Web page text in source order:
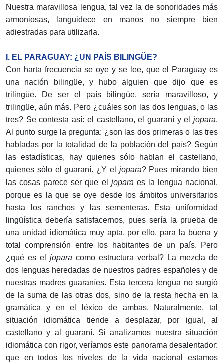
Nuestra maravillosa lengua, tal vez la de sonoridades más
armoniosas, languidece en manos no siempre bien
adiestradas para utilizarla.
I. EL PARAGUAY: ¿UN PAÍS BILINGÜE?
Con harta frecuencia se oye y se lee, que el Paraguay es
una nación bilingüe, y hubo alguien que dijo que es
trilingüe. De ser el país bilingüe, sería maravilloso, y
trilingüe, aún más. Pero ¿cuáles son las dos lenguas, o las
tres? Se contesta así: el castellano, el guaraní y el jopara.
Al punto surge la pregunta: ¿son las dos primeras o las tres
habladas por la totalidad de la población del país? Según
las estadísticas, hay quienes sólo hablan el castellano,
quienes sólo el guaraní. ¿Y el jopara? Pues mirando bien
las cosas parece ser que el jopara es la lengua nacional,
porque es la que se oye desde los ámbitos universitarios
hasta los ranchos y las sementeras. Esta uniformidad
lingüística debería satisfacernos, pues sería la prueba de
una unidad idiomática muy apta, por ello, para la buena y
total comprensión entre los habitantes de un país. Pero
¿qué es el jopara como estructura verbal? La mezcla de
dos lenguas heredadas de nuestros padres españoles y de
nuestras madres guaraníes. Esta tercera lengua no surgió
de la suma de las otras dos, sino de la resta hecha en la
gramática y en el léxico de ambas. Naturalmente, tal
situación idiomática tiende a desplazar, por igual, al
castellano y al guaraní. Si analizamos nuestra situación
idiomática con rigor, veríamos este panorama desalentador:
que en todos los niveles de la vida nacional estamos